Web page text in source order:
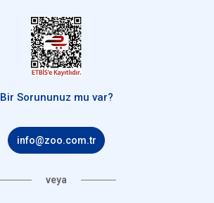
Bir Sorununuz mu var?
info@zoo.com.tr
veya